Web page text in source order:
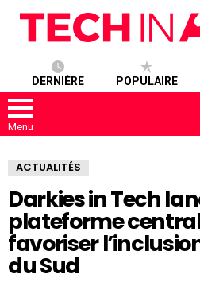
DERNIÈRE POPULAIRE
Menu
ACTUALITÉS
Darkies in Tech
plateforme
favoriser
du Sud